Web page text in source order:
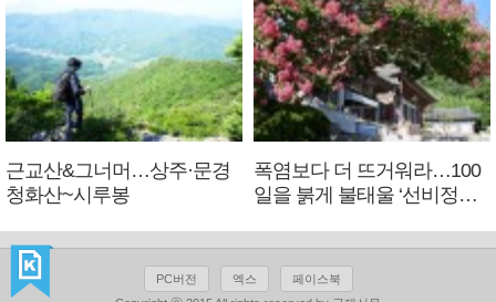
근교산&그너머…상주·문경
청화산~시루봉
폭염보다 더 뜨거워라…100
일을 붉게 불태울 ‘선비정신’
PC버전 엑스
페이스북